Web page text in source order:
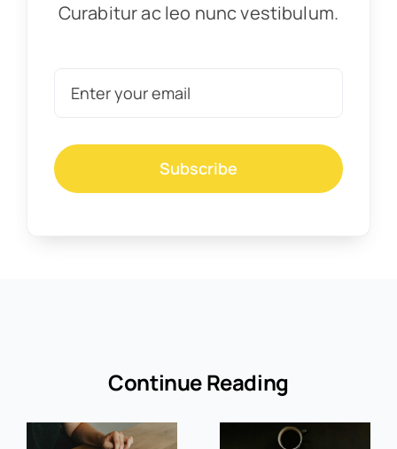
Curabitur ac leo nunc vestibulum.
Subscribe
Continue Reading